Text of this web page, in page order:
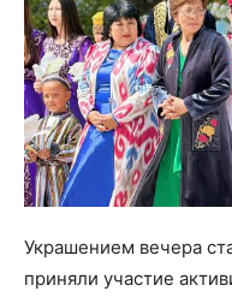
Украшением вечера
приняли участие